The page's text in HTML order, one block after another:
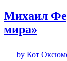
Михаил
мира»
by Кот